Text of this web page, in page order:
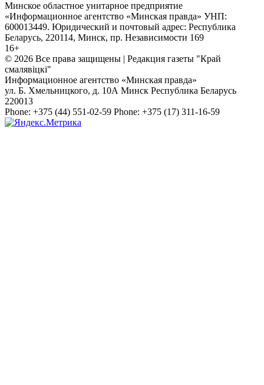
Минское областное унитарное предприятие
«Информационное агентство «Минская правда» УНП:
600013449. Юридический и почтовый адрес: Республика
Беларусь, 220114, Минск, пр. Независимости 169
16+
© 2026 Все права защищены | Редакция газеты "Край
смалявiцкi"
Информационное агентство «Минская правда»
ул. Б. Хмельницкого, д. 10А Минск Республика Беларусь
220013
Phone: +375 (44) 551-02-59 Phone: +375 (17) 311-16-59